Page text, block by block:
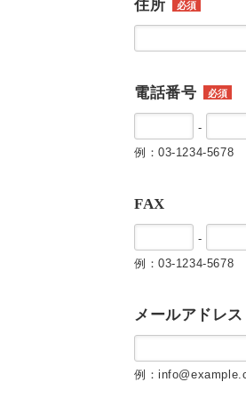
住所 必須
電話番号 必須
-
例：03-1234-5678
FAX
-
例：03-1234-5678
メールアドレス
例：